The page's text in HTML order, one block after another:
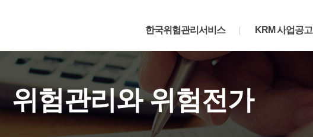
한국위험관리서비스 KRM 사업공고
위험관리와 위험전가